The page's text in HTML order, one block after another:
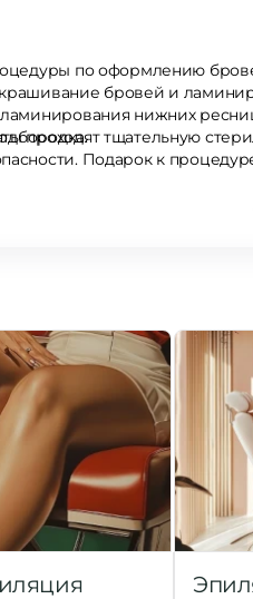
по оформлению
бровей и
нижних
проходят тщательную
Подарок к